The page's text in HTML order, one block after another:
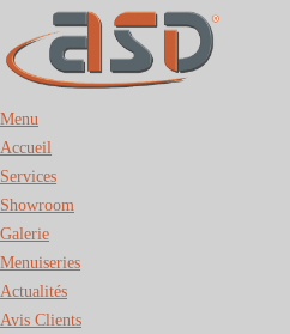
Menu
Accueil
Services
Showroom
Galerie
Menuiseries
Actualités
Avis Clients